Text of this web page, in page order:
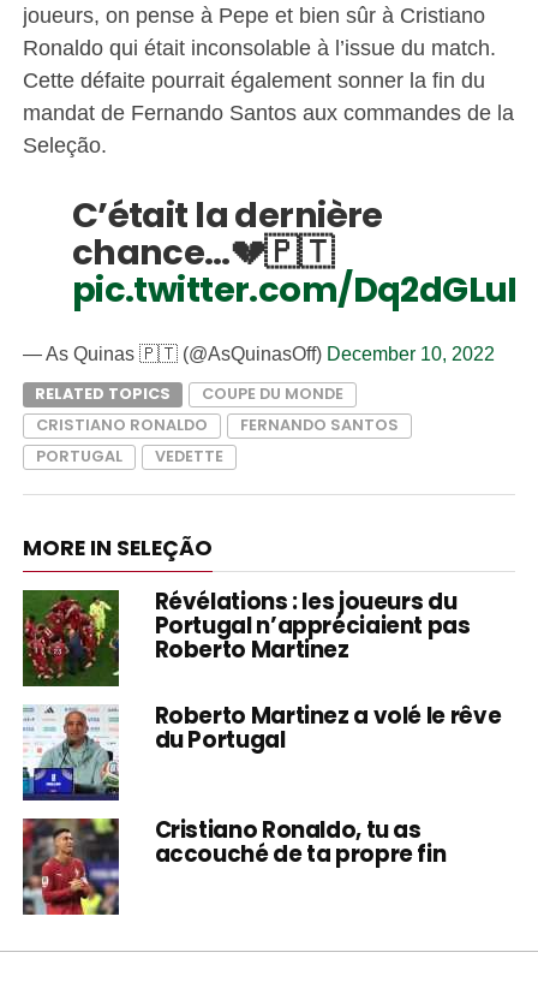
joueurs, on pense à Pepe et bien sûr à Cristiano
Ronaldo qui était inconsolable à l’issue du match.
Cette défaite pourrait également sonner la fin du
mandat de Fernando Santos aux commandes de la
Seleção.
C’était la dernière
chance…💔🇵🇹
pic.twitter.com/
— As Quinas 🇵🇹 (@AsQuinasOff) December 10, 2022
RELATED TOPICS
COUPE DU MONDE
CRISTIANO RONALDO
FERNANDO SANTOS
PORTUGAL
VEDETTE
MORE IN SELEÇÃO
Révélations : les joueurs du
Portugal n’appréciaient pas
Roberto Martinez
Roberto Martinez a volé le rêve
du Portugal
Cristiano Ronaldo, tu as
accouché de ta propre fin